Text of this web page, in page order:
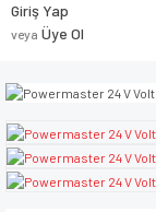
Giriş Yap
veya Üye Ol